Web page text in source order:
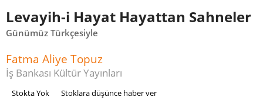
Levayih-i Hayat Hayattan Sahneler
Günümüz Türkçesiyle
Fatma Aliye Topuz
İş Bankası Kültür Yayınları
Stokta Yok Stoklara düşünce haber ver